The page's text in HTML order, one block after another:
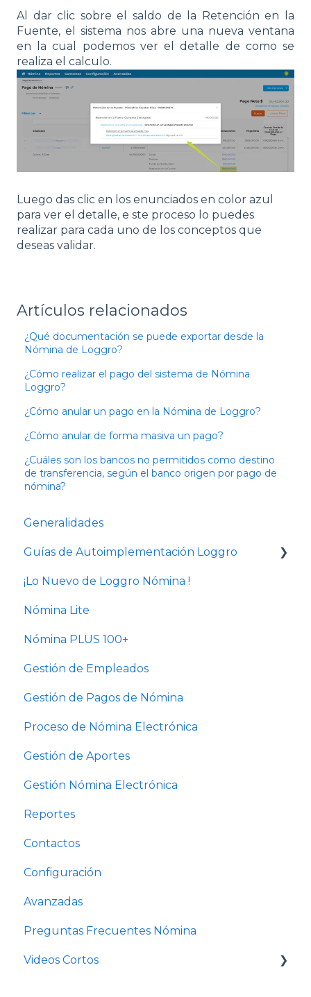
Al dar clic sobre el saldo de la Retención en la
Fuente, el sistema nos abre una nueva ventana
en la cual podemos ver el detalle de como se
realiza el calculo.
Luego das clic en los enunciados en color azul
para ver el detalle, e ste proceso lo puedes
realizar para cada uno de los conceptos que
deseas validar.
Artículos relacionados
¿Qué documentación se puede exportar desde la
Nómina de Loggro?
¿Cómo realizar el pago del sistema de Nómina
Loggro?
¿Cómo anular un pago en la Nómina de Loggro?
¿Cómo anular de forma masiva un pago?
¿Cuáles son los bancos no permitidos como destino
de transferencia, según el banco origen por pago de
nómina?
Generalidades
Guías de Autoimplementación Loggro
Plan Nómina Lite
¡Lo Nuevo de Loggro Nómina !
Nómina Lite
Nómina PLUS 100+
Gestión de Empleados
Gestión de Pagos de Nómina
Proceso de Nómina Electrónica
Gestión de Aportes
Gestión Nómina Electrónica
Reportes
Contactos
Configuración
Avanzadas
Preguntas Frecuentes Nómina
Videos Cortos